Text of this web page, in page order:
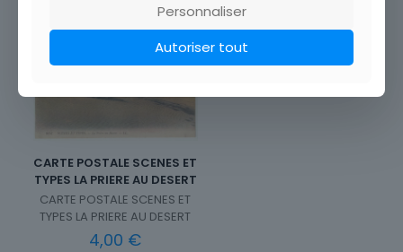
CARTE POSTALE SCENES ET
TYPES LA PRIERE AU DESERT
CARTE POSTALE SCENES ET
TYPES LA PRIERE AU DESERT
4,00 €
Personnaliser
Autoriser tout